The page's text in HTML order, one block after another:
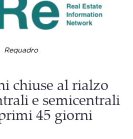
Requadro
chiuse al rialzo
e semicentrali
45 giorni